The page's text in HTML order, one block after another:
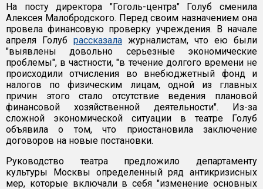
На посту директора "Гоголь-центра" Голуб сменила
Алексея Малобродского. Перед своим назначением она
провела финансовую проверку учреждения. В начале
апреля Голуб рассказала журналистам, что ею были
"выявлены довольно серьезные экономические
проблемы", в частности, "в течение долгого времени не
происходили отчисления во внебюджетный фонд и
налогов по физическим лицам, одной из главных
причин этого стало отсутствие ведения плановой
финансовой хозяйственной деятельности". Из-за
сложной экономической ситуации в театре Голуб
объявила о том, что приостановила заключение
договоров на новые постановки.
Руководство театра предложило департаменту
культуры Москвы определенный ряд антикризисных
мер, которые включали в себя "изменение основных